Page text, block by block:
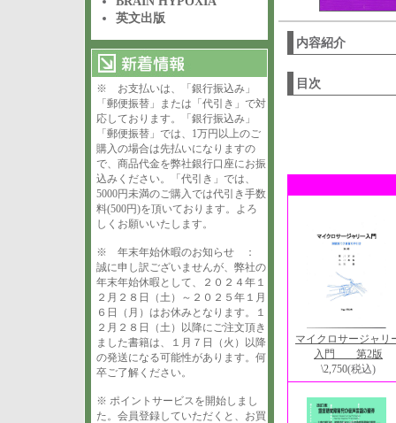
英文出版
※ お支払いは、「銀行振込み」
「郵便振替」または「代引き」で対
応しております。「銀行振込み」
「郵便振替」では、1万円以上のご
購入の場合は先払いになりますの
で、商品代金を弊社銀行口座にお振
込みください。「代引き」では、
5000円未満のご購入では代引き手数
料(500円)を頂いております。よろ
しくお願いいたします。
※ 年末年始休暇のお知らせ ：
誠に申し訳ございませんが、弊社の
年末年始休暇として、２０２４年１
２月２８日（土）～２０２５年１月
６日（月）はお休みとなります。１
２月２８日（土）以降にご注文頂き
ました書籍は、１月７日（火）以降
の発送になる可能性があります。何
卒ご了解ください。
※ ポイントサービスを開始しまし
た。会員登録していただくと、お買
内容紹介
目次
マイクロサージャリ
入門 第2版
\2,750(税込)